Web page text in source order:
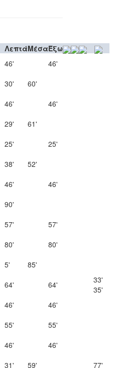
ΛεπτάΜέσαΈξω
46'
46'
30'
60'
46'
46'
29'
61'
25'
25'
38'
52'
46'
46'
90'
57'
57'
80'
80'
5'
85'
64' 64'
33'
35'
46'
46'
55'
55'
46'
46'
31' 59' 77'